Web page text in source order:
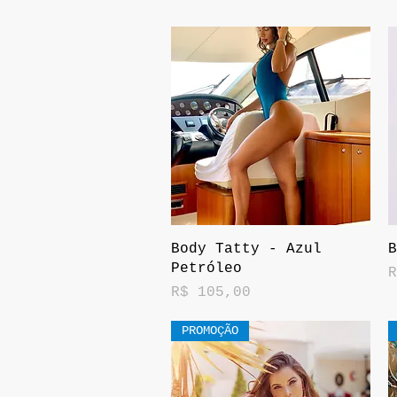
Visualização rápida
Body Tatty - Azul
Petróleo
Preço
R$ 105,00
PROMOÇÃO